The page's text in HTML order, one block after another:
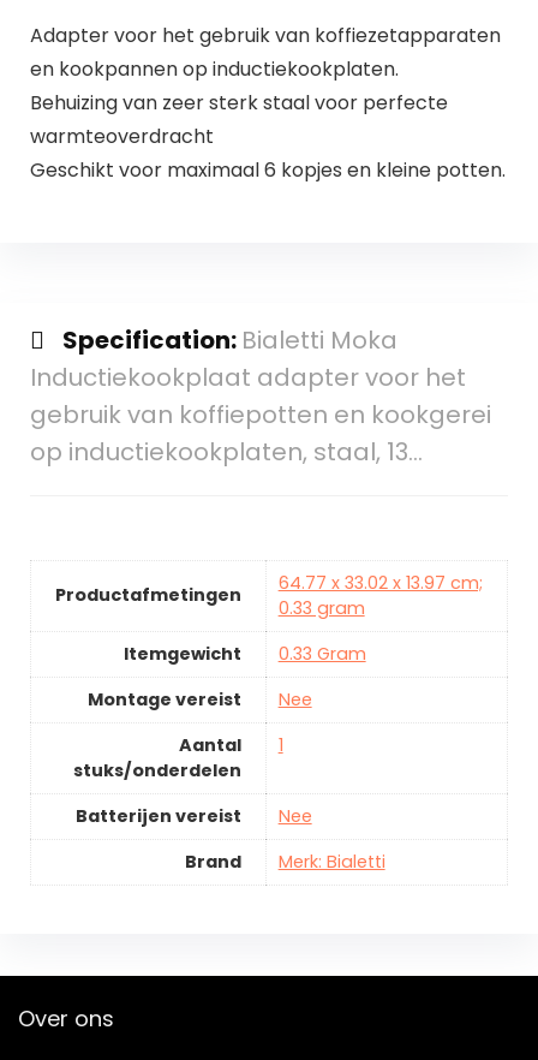
Adapter voor het gebruik van koffiezetapparaten
en kookpannen op inductiekookplaten.
Behuizing van zeer sterk staal voor perfecte
warmteoverdracht
Geschikt voor maximaal 6 kopjes en kleine potten.
Specification: Bialetti Moka
Inductiekookplaat adapter voor het
gebruik van koffiepotten en kookgerei
op inductiekookplaten, staal, 13…
Productafmetingen
64.77 x 33.02 x 13.97 cm;
0.33 gram
Itemgewicht
0.33 Gram
Montage vereist
Nee
Aantal
stuks/onderdelen
1
Batterijen vereist
Nee
Brand
Merk: Bialetti
Over ons